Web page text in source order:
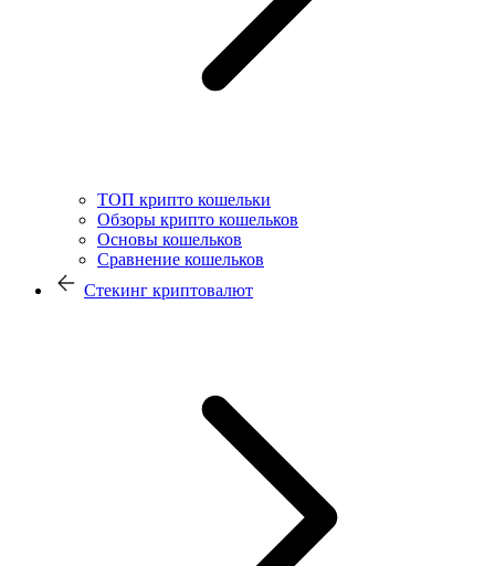
ТОП крипто кошельки
Обзоры крипто кошельков
Основы кошельков
Сравнение кошельков
Стекинг криптовалют